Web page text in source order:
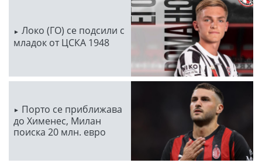
Локо (ГО) се подсили с
младок от ЦСКА 1948
Порто се приближава
до Хименес, Милан
поиска 20 млн. евро